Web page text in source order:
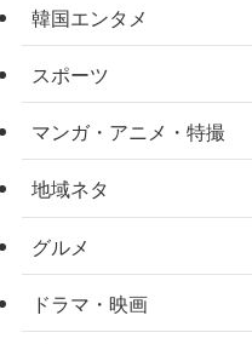
韓国エンタメ
スポーツ
マンガ・アニメ・特撮
地域ネタ
グルメ
ドラマ・映画